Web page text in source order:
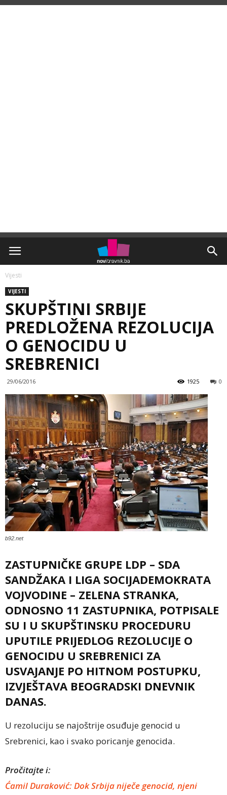
Vijesti
VIJESTI
SKUPŠTINI SRBIJE
PREDLOŽENA REZOLUCIJA
O GENOCIDU U
SREBRENICI
29/06/2016 0
1925
b92.net
ZASTUPNIČKE GRUPE LDP – SDA
SANDŽAKA I LIGA SOCIJADEMOKRATA
VOJVODINE – ZELENA STRANKA,
ODNOSNO 11 ZASTUPNIKA, POTPISALE
SU I U SKUPŠTINSKU PROCEDURU
UPUTILE PRIJEDLOG REZOLUCIJE O
GENOCIDU U SREBRENICI ZA
USVAJANJE PO HITNOM POSTUPKU,
IZVJEŠTAVA BEOGRADSKI DNEVNIK
DANAS.
U rezoluciju se najoštrije osuđuje genocid u
Srebrenici, kao i svako poricanje genocida.
Pročitajte i:
Ćamil Duraković: Dok Srbija niječe genocid, njeni